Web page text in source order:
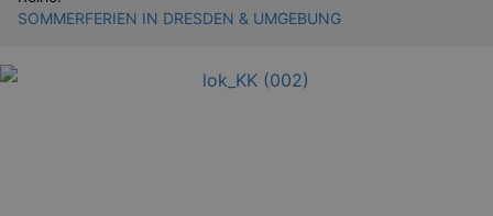
SOMMERFERIEN IN DRESDEN & UMGEBUNG